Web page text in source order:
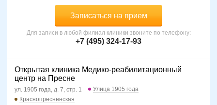
Записаться на прием
Для записи в любой филиал клиники звоните по телефону:
+7 (495) 324-17-93
Открытая клиника Медико-реабилитационный
центр на Пресне
ул. 1905 года, д. 7, стр. 1
Улица 1905 года
Краснопресненская